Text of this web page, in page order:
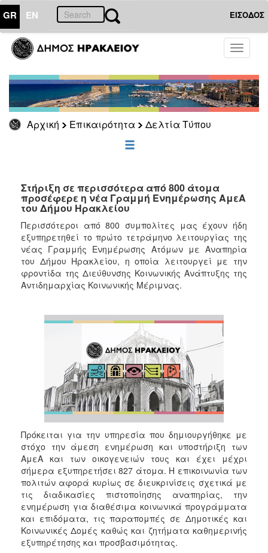
GR EN ΕΙΣΟΔΟΣ
Toggle
Αρχική Επικαιρότητα Δελτία Τύπου
ΕΠΙΚΑΙΡΟΤΗΤΑ
Τύπου
Αρχείο
ΕΠΙΣΚΕΠΤΗΣ
ΗΡΑΚΛΕΙΟ
Στήριξη σε περισσότερα από 800 άτομα
προσέφερε η νέα Γραμμή Ενημέρωσης ΑμεΑ
του Δήμου Ηρακλείου
Περισσότεροι από 800 συμπολίτες μας έχουν ήδη
εξυπηρετηθεί το πρώτο τετράμηνο λειτουργίας της
νέας Γραμμής Ενημέρωσης Ατόμων με Αναπηρία
του Δήμου Ηρακλείου, η οποία λειτουργεί με την
φροντίδα της Διεύθυνσης Κοινωνικής Ανάπτυξης της
Αντιδημαρχίας Κοινωνικής Μέριμνας.
Πρόκειται για την υπηρεσία που δημιουργήθηκε με
στόχο την άμεση ενημέρωση και υποστήριξη των
ΑμεΑ και των οικογενειών τους και έχει μέχρι
σήμερα εξυπηρετήσει 827 άτομα. Η επικοινωνία των
πολιτών αφορά κυρίως σε διευκρινίσεις σχετικά με
τις διαδικασίες πιστοποίησης αναπηρίας, την
ενημέρωση για διαθέσιμα κοινωνικά προγράμματα
και επιδόματα, τις παραπομπές σε Δημοτικές και
Κοινωνικές Δομές καθώς και ζητήματα καθημερινής
εξυπηρέτησης και προσβασιμότητας.